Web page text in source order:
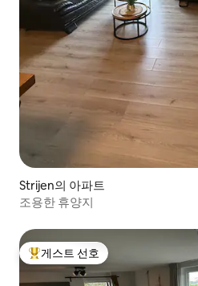
Strijen의 아파트
조용한 휴양지
상위 게스트 선호
게스트 선호